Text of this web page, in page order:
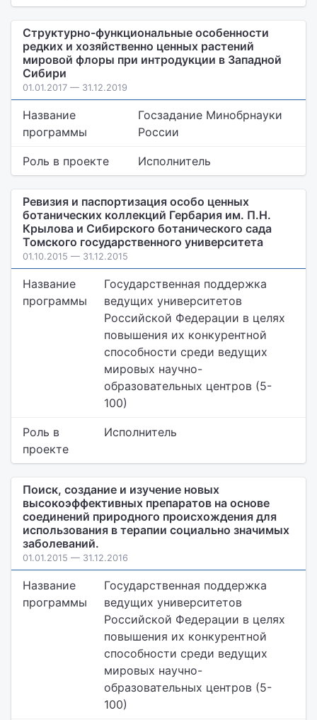
Структурно-функциональные особенности
редких и хозяйственно ценных растений
мировой флоры при интродукции в Западной
Сибири
01.01.2017 — 31.12.2019
Название
программы
Госзадание Минобрнауки
России
Роль в проекте Исполнитель
Ревизия и паспортизация особо ценных
ботанических коллекций Гербария им. П.Н.
Крылова и Сибирского ботанического сада
Томского государственного университета
01.10.2015 — 31.12.2015
Название
программы
Государственная поддержка
ведущих университетов
Российской Федерации в целях
повышения их конкурентной
способности среди ведущих
мировых научно-
образовательных центров (5-
100)
Роль в
проекте
Исполнитель
Поиск, создание и изучение новых
высокоэффективных препаратов на основе
соединений природного происхождения для
использования в терапии социально значимых
заболеваний.
01.01.2015 — 31.12.2016
Название
программы
Государственная поддержка
ведущих университетов
Российской Федерации в целях
повышения их конкурентной
способности среди ведущих
мировых научно-
образовательных центров (5-
100)